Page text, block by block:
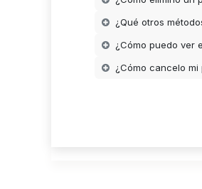
¿Qué otros
¿Cómo puedo ver
¿Cómo cancelo mi